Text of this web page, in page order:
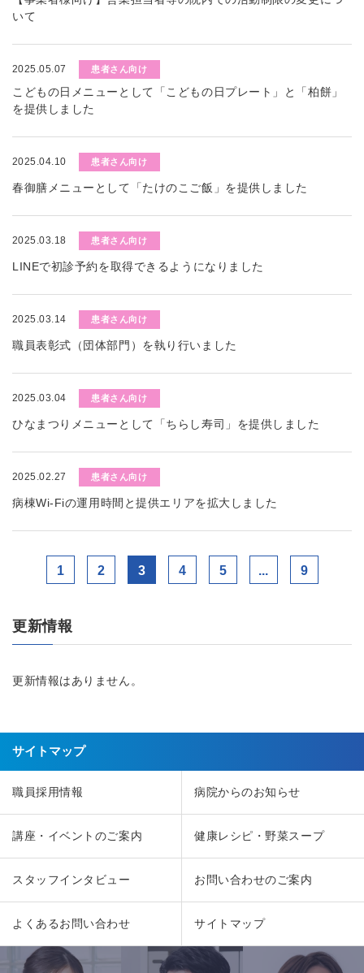
いて
2025.05.07 患者さん向け
こどもの日メニューとして「こどもの日プレート」と「柏餅」
を提供しました
2025.04.10 患者さん向け
春御膳メニューとして「たけのこご飯」を提供しました
2025.03.18 患者さん向け
LINEで初診予約を取得できるようになりました
2025.03.14 患者さん向け
職員表彰式（団体部門）を執り行いました
2025.03.04 患者さん向け
ひなまつりメニューとして「ちらし寿司」を提供しました
2025.02.27 患者さん向け
病棟Wi-Fiの運用時間と提供エリアを拡大しました
1 2 3 4 5 ... 9
更新情報
更新情報はありません。
サイトマップ
職員採用情報 病院からのお知らせ
講座・イベントのご案内 健康レシピ・野菜スープ
スタッフインタビュー お問い合わせのご案内
よくあるお問い合わせ サイトマップ